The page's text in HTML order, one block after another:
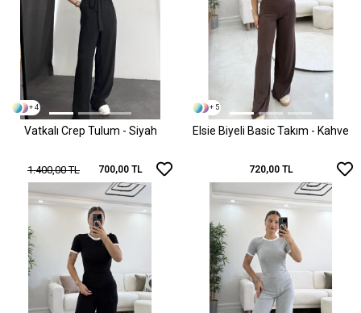
+ 4
Vatkalı Crep Tulum - Siyah
1.400,00 TL 700,00 TL
+ 5
Elsie Biyeli Basic Takım - Kahve
720,00 TL